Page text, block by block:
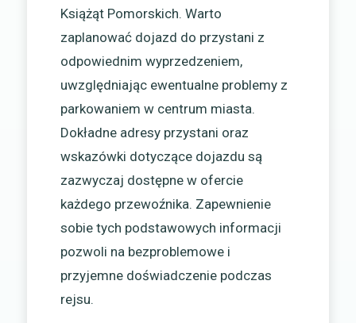
Książąt Pomorskich. Warto
zaplanować dojazd do przystani z
odpowiednim wyprzedzeniem,
uwzględniając ewentualne problemy z
parkowaniem w centrum miasta.
Dokładne adresy przystani oraz
wskazówki dotyczące dojazdu są
zazwyczaj dostępne w ofercie
każdego przewoźnika. Zapewnienie
sobie tych podstawowych informacji
pozwoli na bezproblemowe i
przyjemne doświadczenie podczas
rejsu.